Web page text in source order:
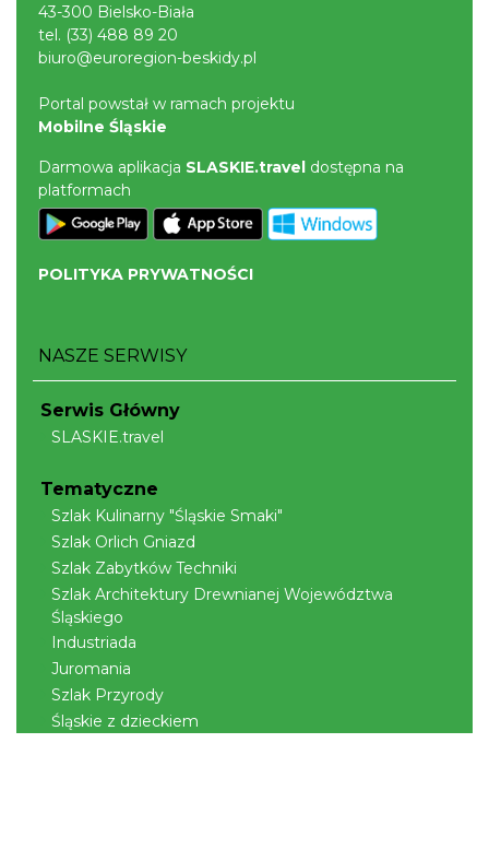
43-300 Bielsko-Biała
tel. (33) 488 89 20
biuro@euroregion-beskidy.pl
Portal powstał w ramach projektu
Mobilne Śląskie
Darmowa aplikacja SLASKIE.travel dostępna na
platformach
POLITYKA PRYWATNOŚCI
NASZE SERWISY
Serwis Główny
SLASKIE.travel
Tematyczne
Szlak Kulinarny "Śląskie Smaki"
Szlak Orlich Gniazd
Szlak Zabytków Techniki
Szlak Architektury Drewnianej Województwa
Śląskiego
Industriada
Juromania
Szlak Przyrody
Śląskie z dzieckiem